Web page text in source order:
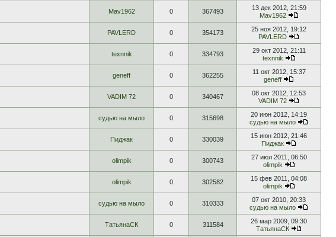
Mav1962 0 367493
13 дек 2012, 21:59
Mav1962
PAVLERD 0 354173
25 ноя 2012, 19:12
PAVLERD
texnnik 0 334793
29 окт 2012, 21:11
texnnik
geneff 0 362255
11 окт 2012, 15:37
geneff
VADIM 72 0 340467
08 окт 2012, 12:53
VADIM 72
судью на мыло 0 315698
20 июн 2012, 14:19
судью на мыло
Пиджак 0 330039
15 июн 2012, 21:46
Пиджак
olimpik 0 300743
27 июл 2011, 06:50
olimpik
olimpik 0 302582
15 фев 2011, 04:08
olimpik
судью на мыло 0 310333
07 окт 2010, 20:33
судью на мыло
ТатьянаСК 0 311584
26 мар 2009, 09:30
ТатьянаСК